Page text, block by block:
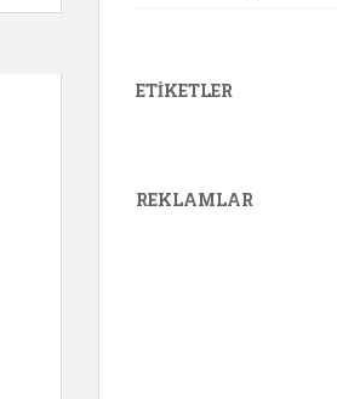
ETIKETLER
REKLAMLAR